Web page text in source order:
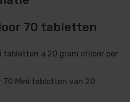
70 tabletten
tabletten a 20 gram chloor per
70 Mini tabletten van 20